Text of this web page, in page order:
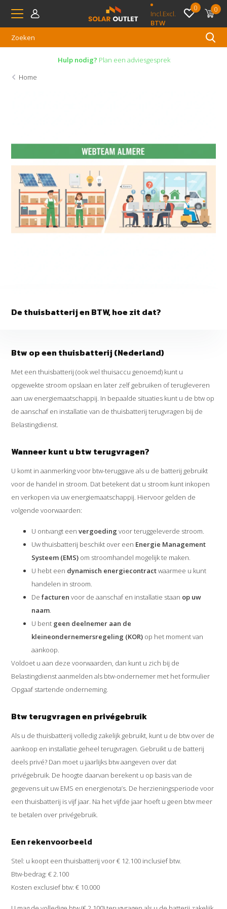
Incl.Excl.
BTW
0 0
Hulp nodig? Plan een adviesgesprek
Home
De thuisbatterij en BTW, hoe zit dat?
Btw op een thuisbatterij (Nederland)
Met een thuisbatterij (ook wel thuisaccu genoemd) kunt u
opgewekte stroom opslaan en later zelf gebruiken of terugleveren
aan uw energiemaatschappij. In bepaalde situaties kunt u de btw op
de aanschaf en installatie van de thuisbatterij terugvragen bij de
Belastingdienst.
Wanneer kunt u btw terugvragen?
U komt in aanmerking voor btw-teruggave als u de batterij gebruikt
voor de handel in stroom. Dat betekent dat u stroom kunt inkopen
en verkopen via uw energiemaatschappij. Hiervoor gelden de
volgende voorwaarden:
U ontvangt eenvergoeding voor teruggeleverde stroom.
Uw thuisbatterij beschikt over een Energie Management
Systeem (EMS) om stroomhandel mogelijk te maken.
U hebt een dynamisch energiecontractwaarmee u kunt
handelen in stroom.
Defacturen voor de aanschaf en installatie staan op uw
naam.
U bent geen deelnemer aan de
kleineondernemersregeling (KOR) op het moment van
aankoop.
Voldoet u aan deze voorwaarden, dan kunt u zich bij de
Belastingdienst aanmelden als btw-ondernemer met het formulier
Opgaaf startende onderneming.
Btw terugvragen en privégebruik
Als u de thuisbatterij volledig zakelijk gebruikt, kunt u de btw over de
aankoop en installatie geheel terugvragen. Gebruikt u de batterij
deels privé? Dan moet u jaarlijks btw aangeven over dat
privégebruik. De hoogte daarvan berekent u op basis van de
gegevens uit uw EMS en energienota’s. De herzieningsperiode voor
een thuisbatterij is vijf jaar. Na het vijfde jaar hoeft u geen btw meer
te betalen over privégebruik.
Een rekenvoorbeeld
Stel: u koopt een thuisbatterij voor € 12.100 inclusief btw.
Btw-bedrag: € 2.100
Kosten exclusief btw: € 10.000